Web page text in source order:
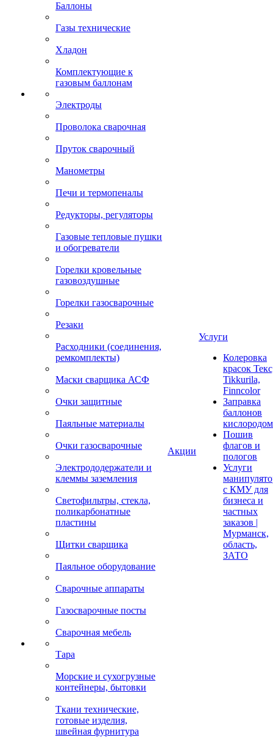
Баллоны
Газы технические
Хладон
Комплектующие к
газовым баллонам
Электроды
Проволока сварочная
Пруток сварочный
Манометры
Печи и термопеналы
Редукторы, регуляторы
Газовые тепловые пушки
и обогреватели
Горелки кровельные
газовоздушные
Горелки газосварочные
Резаки
Расходники (соединения,
ремкомплекты)
Маски сварщика АСФ
Очки защитные
Паяльные материалы
Очки газосварочные
Электрододержатели и
клеммы заземления
Светофильтры, стекла,
поликарбонатные
пластины
Щитки сварщика
Паяльное оборудование
Сварочные аппараты
Газосварочные посты
Сварочная мебель
Тара
Морские и сухогрузные
контейнеры, бытовки
Ткани технические,
готовые изделия,
швейная фурнитура
Акции
Услуги
Колеровка
красок
Tikkurila,
Finncolor
Заправка
баллонов
кислородом
Пошив
флагов и
пологов
Услуги
с КМУ для
бизнеса и
частных
заказов |
Мурманск,
область,
ЗАТО